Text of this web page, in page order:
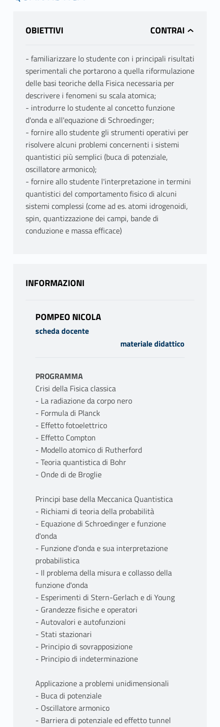
OBIETTIVI
- familiarizzare lo studente con i principali risultati
sperimentali che portarono a quella riformulazione
delle basi teoriche della Fisica necessaria per
descrivere i fenomeni su scala atomica;
- introdurre lo studente al concetto funzione
d'onda e all'equazione di Schroedinger;
- fornire allo studente gli strumenti operativi per
risolvere alcuni problemi concernenti i sistemi
quantistici più semplici (buca di potenziale,
oscillatore armonico);
- fornire allo studente l'interpretazione in termini
quantistici del comportamento fisico di alcuni
sistemi complessi (come ad es. atomi idrogenoidi,
spin, quantizzazione dei campi, bande di
conduzione e massa efficace)
INFORMAZIONI
POMPEO NICOLA
scheda docente
materiale didattico
PROGRAMMA
Crisi della Fisica classica
- La radiazione da corpo nero
- Formula di Planck
- Effetto fotoelettrico
- Effetto Compton
- Modello atomico di Rutherford
- Teoria quantistica di Bohr
- Onde di de Broglie
Principi base della Meccanica Quantistica
- Richiami di teoria della probabilità
- Equazione di Schroedinger e funzione
d'onda
- Funzione d'onda e sua interpretazione
probabilistica
- Il problema della misura e collasso della
funzione d'onda
- Esperimenti di Stern-Gerlach e di Young
- Grandezze fisiche e operatori
- Autovalori e autofunzioni
- Stati stazionari
- Principio di sovrapposizione
- Principio di indeterminazione
Applicazione a problemi unidimensionali
- Buca di potenziale
- Oscillatore armonico
- Barriera di potenziale ed effetto tunnel